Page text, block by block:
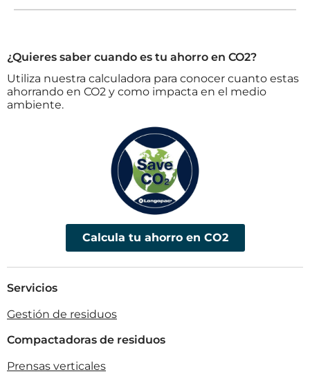
¿Quieres saber cuando es tu ahorro en CO2?
Utiliza nuestra calculadora para conocer cuanto estas
ahorrando en CO2 y como impacta en el medio
ambiente.
Calcula tu ahorro en CO2
Servicios
Gestión de residuos
Compactadoras de residuos
Prensas verticales